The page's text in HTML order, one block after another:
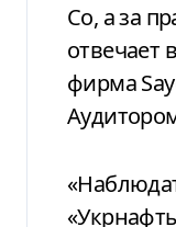
Co, а за
отвечает
фирма